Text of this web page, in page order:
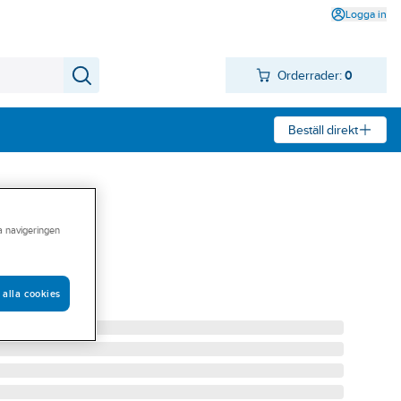
Logga in
Orderrader: 0
Beställ direkt
navigeringen
alla cookies